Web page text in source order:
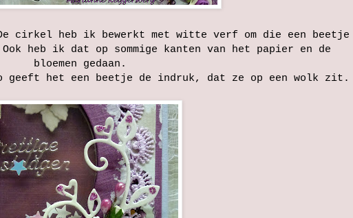
cirkel heb ik bewerkt met witte verf om die een beetje
heb ik dat op sommige kanten van het papier en de
bloemen gedaan.
het een beetje de indruk, dat ze op een wolk zit.